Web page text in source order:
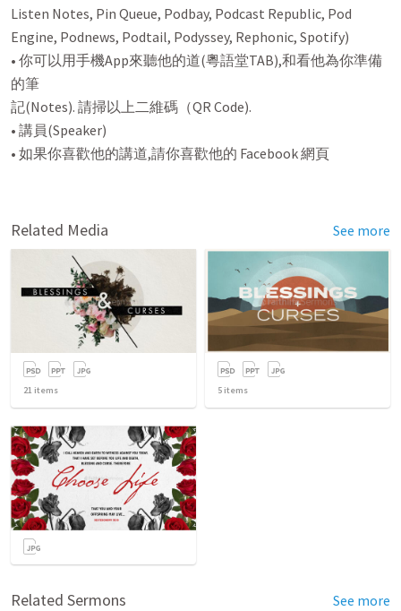
Listen Notes, Pin Queue, Podbay, Podcast Republic, Pod
Engine, Podnews, Podtail, Podyssey, Rephonic, Spotify)
• 你可以用手機App來聽他的道(粵語堂TAB),和看他為你準備
的筆
記(Notes). 請掃以上二維碼（QR Code).
• 講員(Speaker)
• 如果你喜歡他的講道,請你喜歡他的 Facebook 網頁
Related Media See more
21 items 5 items
Related Sermons See more